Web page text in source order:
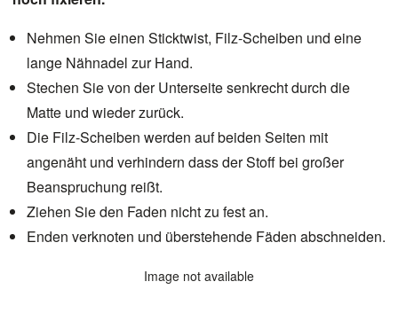
Nehmen Sie einen Sticktwist, Filz-Scheiben und eine
lange Nähnadel zur Hand.
Stechen Sie von der Unterseite senkrecht durch die
Matte und wieder zurück.
Die Filz-Scheiben werden auf beiden Seiten mit
angenäht und verhindern dass der Stoff bei großer
Beanspruchung reißt.
Ziehen Sie den Faden nicht zu fest an.
Enden verknoten und überstehende Fäden abschneiden.
Image not available